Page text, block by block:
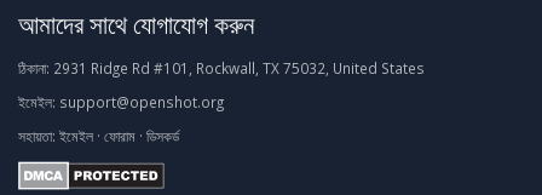
আমাদের সাথে যোগাযোগ করুন
ঠিকানা: 2931 Ridge Rd #101, Rockwall, TX 75032, United States
ইমেইল: support@openshot.org
সহায়তা: ইমেইল · ফোরাম · ডিসকর্ড